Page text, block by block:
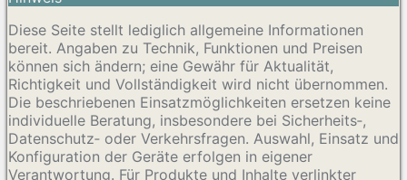
Diese Seite stellt lediglich allgemeine Informationen
bereit. Angaben zu Technik, Funktionen und Preisen
können sich ändern; eine Gewähr für Aktualität,
Richtigkeit und Vollständigkeit wird nicht übernommen.
Die beschriebenen Einsatzmöglichkeiten ersetzen keine
individuelle Beratung, insbesondere bei Sicherheits‑,
Datenschutz‑ oder Verkehrsfragen. Auswahl, Einsatz und
Konfiguration der Geräte erfolgen in eigener
Verantwortung. Für Produkte und Inhalte verlinkter